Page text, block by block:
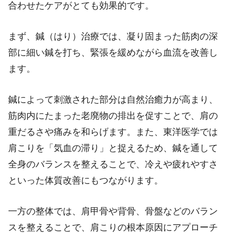
合わせたケアがとても効果的です。
まず、鍼（はり）治療では、凝り固まった筋肉の深
部に細い鍼を打ち、緊張を緩めながら血流を改善し
ます。
鍼によって刺激された部分は自然治癒力が高まり、
筋肉内にたまった老廃物の排出を促すことで、肩の
重だるさや痛みを和らげます。また、東洋医学では
肩こりを「気血の滞り」と捉えるため、鍼を通して
全身のバランスを整えることで、冷えや疲れやすさ
といった体質改善にもつながります。
一方の整体では、肩甲骨や背骨、骨盤などのバラン
スを整えることで、肩こりの根本原因にアプローチ